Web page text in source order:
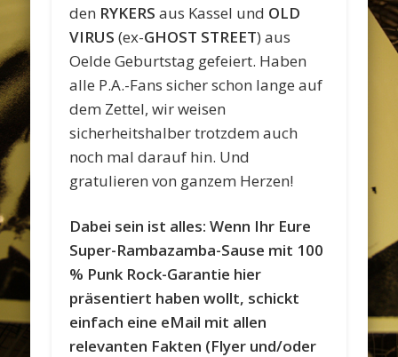
den RYKERS aus Kassel und OLD
VIRUS (ex-GHOST STREET) aus
Oelde Geburtstag gefeiert. Haben
alle P.A.-Fans sicher schon lange auf
dem Zettel, wir weisen
sicherheitshalber trotzdem auch
noch mal darauf hin. Und
gratulieren von ganzem Herzen!
Dabei sein ist alles: Wenn Ihr Eure
Super-Rambazamba-Sause mit 100
% Punk Rock-Garantie hier
präsentiert haben wollt, schickt
einfach eine eMail mit allen
relevanten Fakten (Flyer und/oder